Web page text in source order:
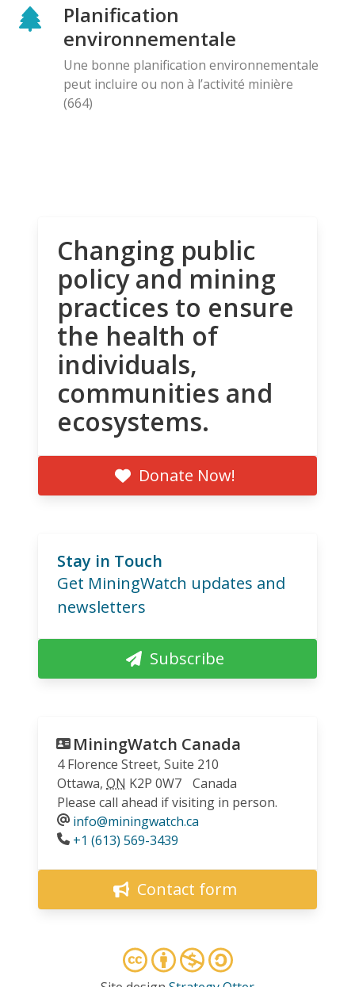
Planification
environnementale
Une bonne planification environnementale
peut incluire ou non à l’activité minière
(664)
Changing public
policy and mining
practices to ensure
the health of
individuals,
communities and
ecosystems.
Donate Now!
Stay in Touch
Get MiningWatch updates and
newsletters
Subscribe
MiningWatch Canada
4 Florence Street, Suite 210
Ottawa, ON K2P 0W7
Canada
Please call ahead if visiting in person.
info@miningwatch.ca
Phone
+1 (613) 569-3439
Contact form